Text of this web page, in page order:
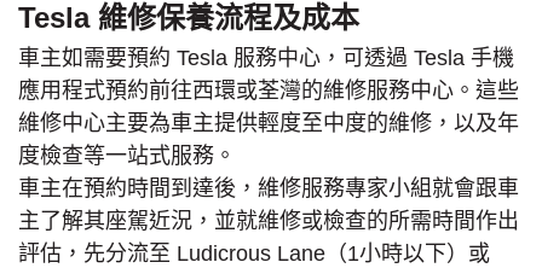
Tesla 維修保養流程及成本
車主如需要預約 Tesla 服務中心，可透過 Tesla 手機
應用程式預約前往西環或荃灣的維修服務中心。這些
維修中心主要為車主提供輕度至中度的維修，以及年
度檢查等一站式服務。
車主在預約時間到達後，維修服務專家小組就會跟車
主了解其座駕近況，並就維修或檢查的所需時間作出
評估，先分流至 Ludicrous Lane（1小時以下）或